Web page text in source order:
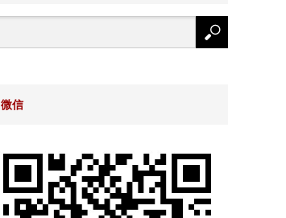
微信